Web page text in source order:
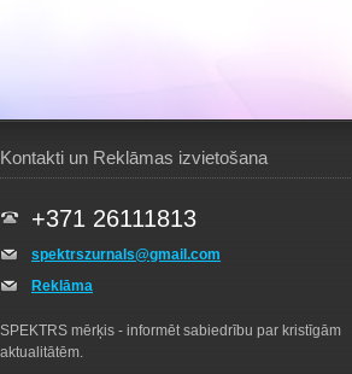
Kontakti un Reklāmas izvietošana
+371 26111813
spektrszurnals@gmail.com
Reklāma
SPEKTRS mērķis - informēt sabiedrību par kristīgām
aktualitātēm.